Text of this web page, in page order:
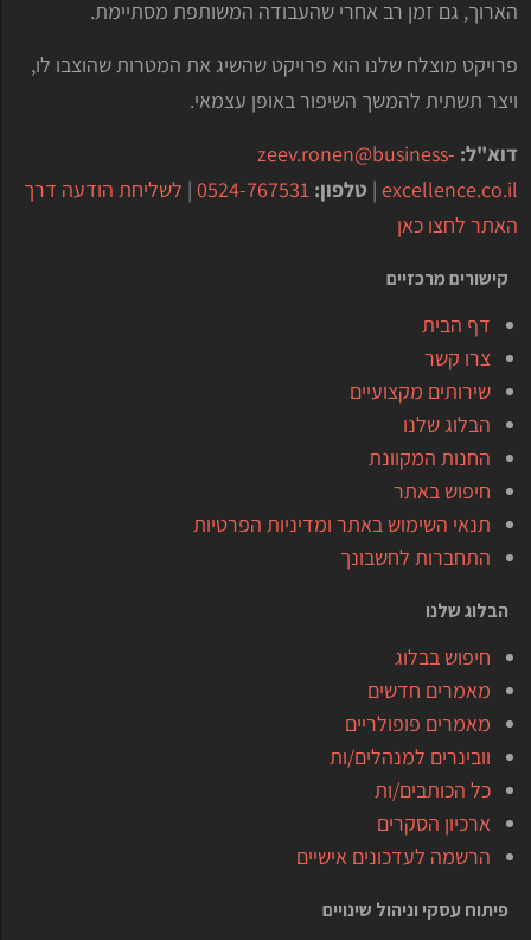
הארוך, גם זמן רב אחרי שהעבודה המשותפת מסתיימת.
פרויקט מוצלח שלנו הוא פרויקט שהשיג את המטרות שהוצבו לו,
ויצר תשתית להמשך השיפור באופן עצמאי.
דוא"ל: zeev.ronen@business-
excellence.co.il
| טלפון: 0524-767531
| לשליחת הודעה דרך
האתר לחצו כאן
קישורים מרכזיים
דף הבית
צרו קשר
שירותים מקצועיים
הבלוג שלנו
החנות המקוונת
חיפוש באתר
תנאי השימוש באתר ומדיניות הפרטיות
התחברות לחשבונך
הבלוג שלנו
חיפוש בבלוג
מאמרים חדשים
מאמרים פופולריים
וובינרים למנהלים/ות
כל הכותבים/ות
ארכיון הסקרים
הרשמה לעדכונים אישיים
פיתוח עסקי וניהול שינויים